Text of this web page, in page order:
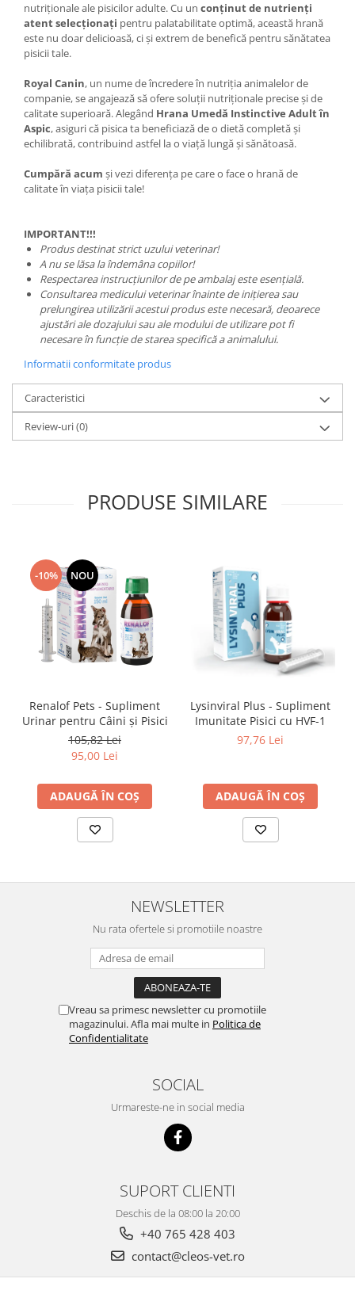
nutriționale ale pisicilor adulte. Cu un conținut de nutrienți
atent selecționați pentru palatabilitate optimă, această hrană
este nu doar delicioasă, ci și extrem de benefică pentru sănătatea
pisicii tale.
Royal Canin, un nume de încredere în nutriția animalelor de
companie, se angajează să ofere soluții nutriționale precise și de
calitate superioară. Alegând Hrana Umedă Instinctive Adult în
Aspic, asiguri că pisica ta beneficiază de o dietă completă și
echilibrată, contribuind astfel la o viață lungă și sănătoasă.
Cumpără acum și vezi diferența pe care o face o hrană de
calitate în viața pisicii tale!
IMPORTANT!!!
Produs destinat strict uzului veterinar!
A nu se lăsa la îndemâna copiilor!
Respectarea instrucțiunilor de pe ambalaj este esențială.
Consultarea medicului veterinar înainte de inițierea sau
prelungirea utilizării acestui produs este necesară, deoarece
ajustări ale dozajului sau ale modului de utilizare pot fi
necesare în funcție de starea specifică a animalului.
Informatii conformitate produs
Caracteristici
Review-uri(0)
PRODUSE SIMILARE
-10% NOU
Renalof Pets - Supliment
Urinar pentru Câini și Pisici
105,82 Lei
95,00 Lei
ADAUGĂ ÎN COȘ
Lysinviral Plus - Supliment
Imunitate Pisici cu HVF-1
97,76 Lei
ADAUGĂ ÎN COȘ
NEWSLETTER
Nu rata ofertele si promotiile noastre
Vreau sa primesc newsletter cu promotiile
magazinului. Afla mai multe in Politica de
Confidentialitate
SOCIAL
Urmareste-ne in social media
SUPORT CLIENTI
Deschis de la 08:00 la 20:00
+40 765 428 403
contact@cleos-vet.ro